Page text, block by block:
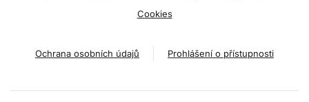
Cookies
Ochrana osobních údajů Prohlášení o přístupnosti